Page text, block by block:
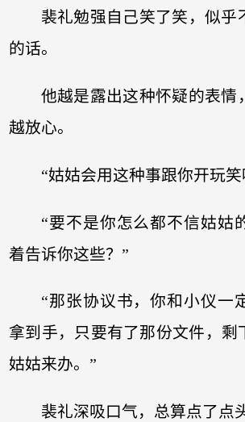
裴礼勉强自己笑了笑，似乎
的话。
他越是露出这种怀疑的表情
越放心。
“姑姑会用这种事跟你开玩笑
“要不是你怎么都不信姑姑
着告诉你这些？”
“那张协议书，你和小仪一
拿到手，只要有了那份文件，剩
姑姑来办。”
裴礼深吸口气，总算点了点